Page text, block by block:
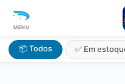
MENU
📦 Todos ✅ Em